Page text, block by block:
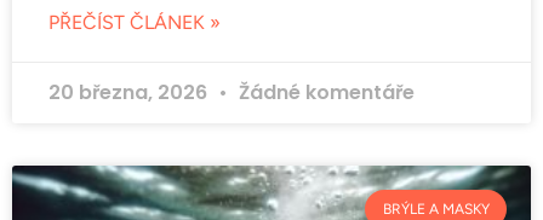
PŘEČÍST ČLÁNEK »
20 března, 2026 Žádné komentáře
BRÝLE A MASKY